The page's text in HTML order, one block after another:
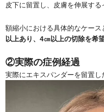
皮下に留置し、皮膚を伸展す
額縮小における具体的なケース
以上あり、4㎝以上の切除を希
②実際の症例経過
実際にエキスパンダーを留置し